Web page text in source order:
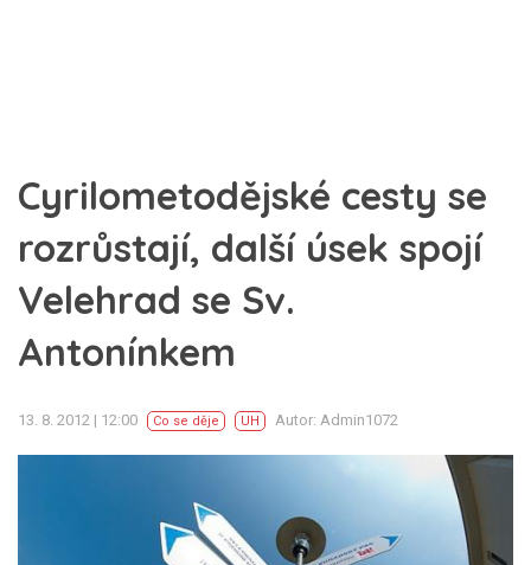
Cyrilometodějské cesty se
rozrůstají, další úsek spojí
Velehrad se Sv.
Antonínkem
13. 8. 2012 | 12:00 Co se děje UH Autor: Admin1072